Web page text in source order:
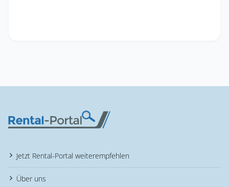
Jetzt Rental-Portal weiterempfehlen
Über uns